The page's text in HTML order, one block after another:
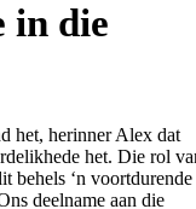
in die
het, herinner Alex dat
het. Die rol
behels ‘n voortdurende
deelname aan die